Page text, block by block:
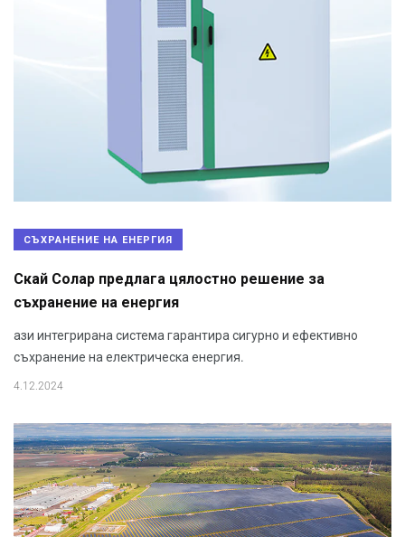
СЪХРАНЕНИЕ НА ЕНЕРГИЯ
Скай Солар предлага цялостно решение за
съхранение на енергия
ази интегрирана система гарантира сигурно и ефективно
съхранение на електрическа енергия.
4.12.2024